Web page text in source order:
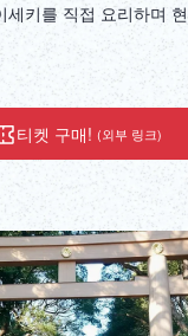
세키를 직접 요리하며
티켓 구매! (외부 링크)